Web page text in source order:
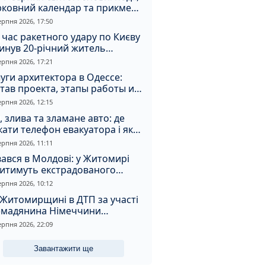
календар та прикмети
2026, 17:50
час ракетного удару по Києву
20-річний житель
2026, 17:21
архитектора в Одессе:
проекта, этапы работы и
2026, 12:15
злива та зламане авто: де
телефон евакуатора і як
на аферистів
2026, 11:11
в Молдові: у Житомирі
екстрадованого
за сурогатний спирт і
2026, 10:12
в ДТП за участі
Німеччини
двоє людей
2026, 22:09
Завантажити ще